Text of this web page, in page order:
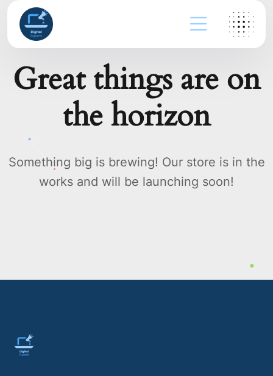
Great things are on
the horizon
Something big is brewing! Our store is in the
works and will be launching soon!